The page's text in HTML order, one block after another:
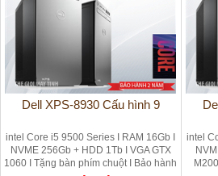
Dell XPS-8930 Cấu hình 9
intel Core i5 9500 Series I RAM 16Gb I
NVME 256Gb + HDD 1Tb I VGA GTX
1060 I Tặng bàn phím chuột I Bảo hành
intel